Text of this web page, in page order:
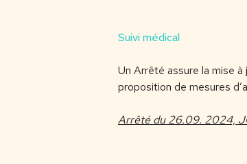
Suivi médical
Un Arrêté assure la mise
proposition de mesures
Arrêté du 26.09. 2024,